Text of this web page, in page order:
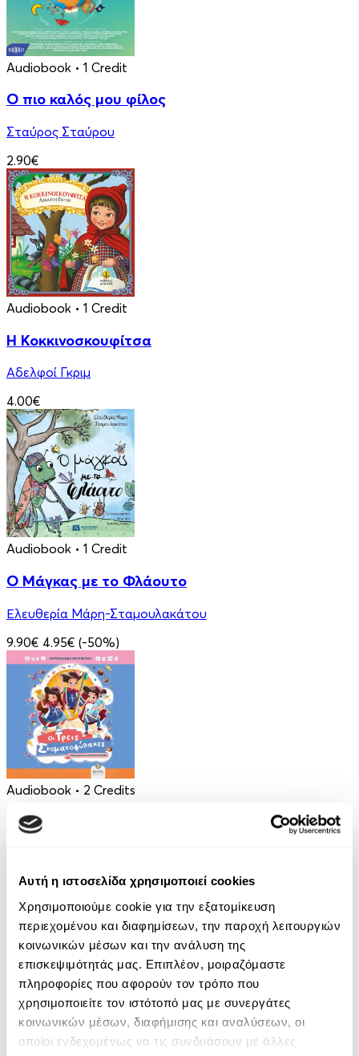
Αυτή η ιστοσελίδα χρησιμοποιεί cookies
Χρησιμοποιούμε cookie για την εξατομίκευση
περιεχομένου και διαφημίσεων, την παροχή λειτουργιών
κοινωνικών μέσων και την ανάλυση της
επισκεψιμότητάς μας. Επιπλέον, μοιραζόμαστε
πληροφορίες που αφορούν τον τρόπο που
χρησιμοποιείτε τον ιστότοπό μας με συνεργάτες
κοινωνικών μέσων, διαφήμισης και αναλύσεων, οι
οποίοι ενδεχομένως να τις συνδυάσουν με άλλες
Audiobook • 1 Credit
Ο πιο καλός μου φίλος
Σταύρος Σταύρου
2.90€
Audiobook • 1 Credit
Η Κοκκινοσκουφίτσα
Αδελφοί Γκριμ
4.00€
Audiobook • 1 Credit
Ο Μάγκας με το Φλάουτο
Ελευθερία Μάρη-Σταμουλακάτου
9.90€ 4.95€ (-50%)
Audiobook • 2 Credits
Οι Τρεις Στοματοφύλακες
13.50€ 6.75€ (-50%)
Audiobook • 1 Credit